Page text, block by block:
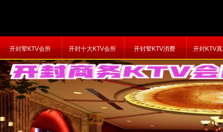
开封荤KTV会所 开封十大KTV会所 开封荤KTV消费 开封KTV